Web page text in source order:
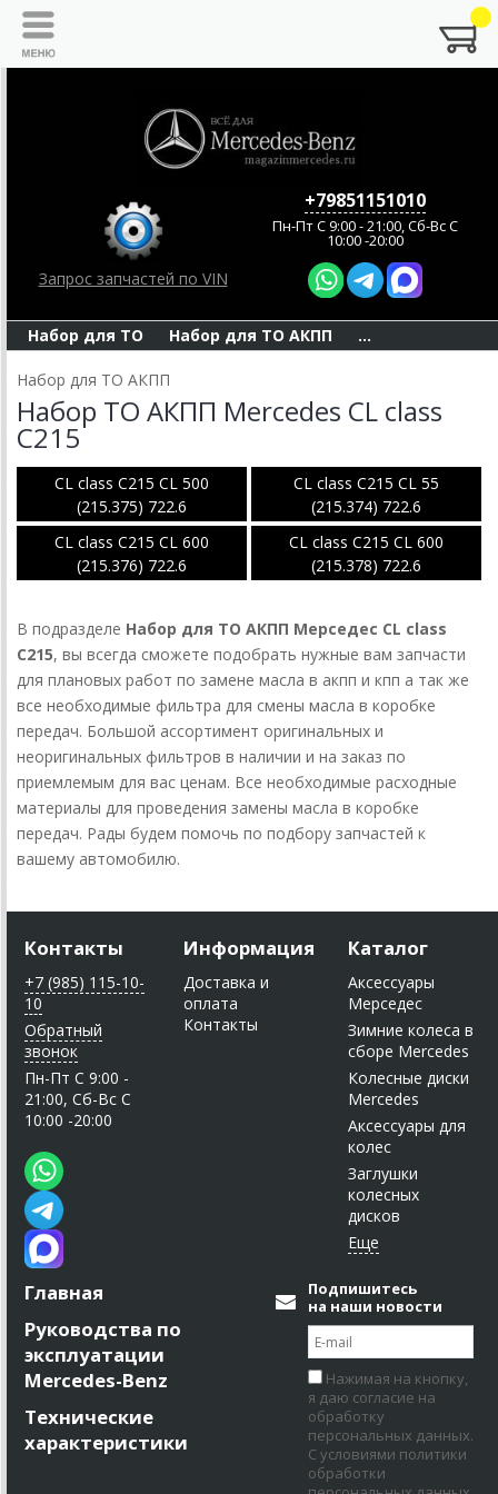
Запрос запчастей по VIN
+79851151010
Пн-Пт C 9:00 - 21:00, Сб-Вс С
10:00 -20:00
Набор для ТО Набор для ТО АКПП ...
Набор для ТО АКПП
Набор ТО АКПП Mercedes CL class
С215
CL class С215 CL 500
(215.375) 722.6
CL class С215 CL 55
(215.374) 722.6
CL class С215 CL 600
(215.376) 722.6
CL class С215 CL 600
(215.378) 722.6
В подразделе Набор для ТО АКПП Мерседес CL class
C215, вы всегда сможете подобрать нужные вам запчасти
для плановых работ по замене масла в акпп и кпп а так же
все необходимые фильтра для смены масла в коробке
передач. Большой ассортимент оригинальных и
неоригинальных фильтров в наличии и на заказ по
приемлемым для вас ценам. Все необходимые расходные
материалы для проведения замены масла в коробке
передач. Рады будем помочь по подбору запчастей к
вашему автомобилю.
Контакты
+7 (985) 115-10-
10
Обратный
звонок
Пн-Пт C 9:00 -
21:00, Сб-Вс С
10:00 -20:00
Информация
Доставка и
оплата
Контакты
Каталог
Аксессуары
Мерседес
Зимние колеса в
сборе Mercedes
Колесные диски
Mercedes
Аксессуары для
колес
Заглушки
колесных
дисков
Главная
Руководства по
эксплуатации
Mercedes-Benz
Технические
характеристики
Подпишитесь
на наши новости
Нажимая на кнопку,
я даю согласие на
обработку
персональных данных.
С условиями политики
обработки